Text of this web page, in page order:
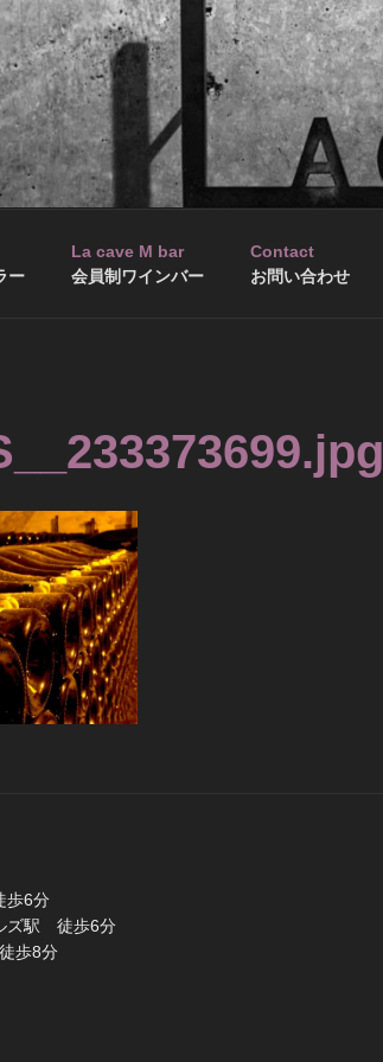
ー
La cave M bar
会員制ワインバー
Contact
お問い合わせ
歩6分
ズ駅 徒歩6分
歩8分